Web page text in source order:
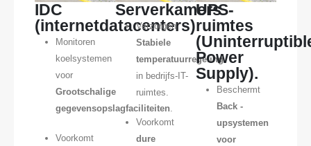
IDC
(internetdatacenters)
Monitoren
koelsystemen
voor
Grootschalige
gegevensopslagfaciliteiten.
Voorkomt
Serverkamers
Verzorgen
Stabiele
temperatuurregeling
in bedrijfs-IT-
ruimtes.
Voorkomt
dure
UPS-
ruimtes
Power
Supply).
Beschermt
Back -
upsystemen
voor